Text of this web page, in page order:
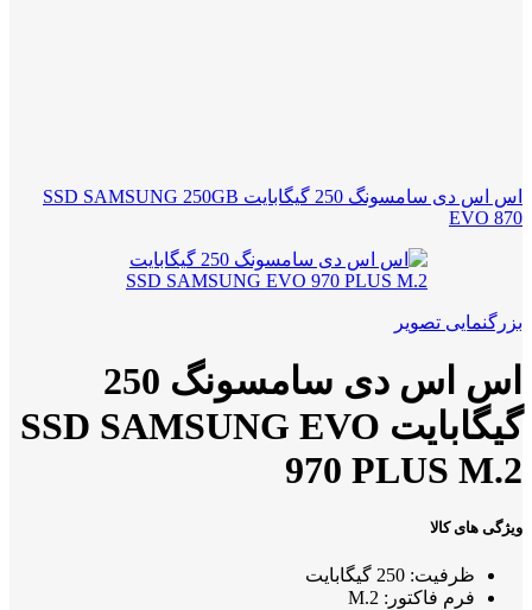
اس اس دی سامسونگ 250 گیگابایت SSD SAMSUNG 250GB
EVO 870
بزرگنمایی تصویر
اس اس دی سامسونگ 250
گیگابایت SSD SAMSUNG EVO
970 PLUS M.2
ویژگی های کالا
ظرفیت: 250 گیگابایت
فرم فاکتور: M.2